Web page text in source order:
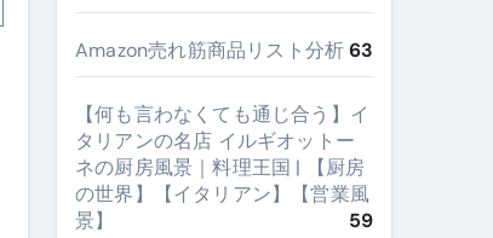
Amazon売れ筋商品リスト分析63
【何も言わなくても通じ合う】イ
タリアンの名店 イルギオットー
ネの厨房風景｜料理王国 | 【厨房
の世界】【イタリアン】【営業風
景】
59